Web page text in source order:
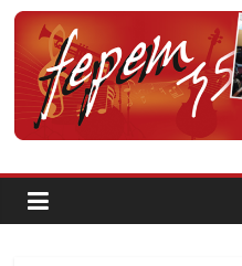
Passer
contenu
pour
la